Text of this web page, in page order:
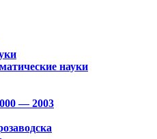
науки
— 2003